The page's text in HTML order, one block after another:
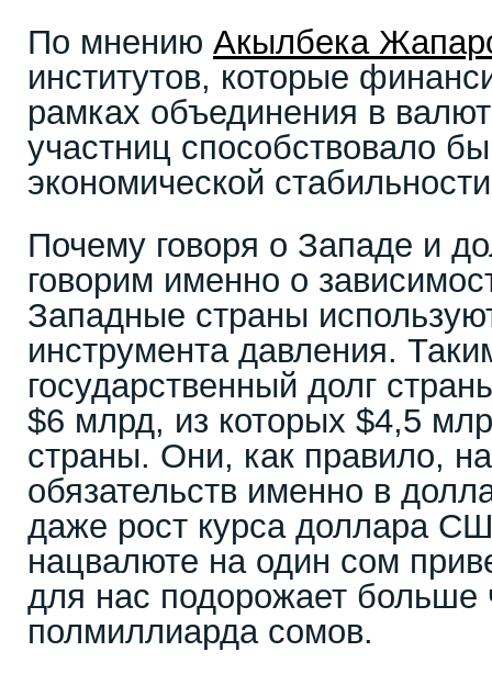
По мнению Акылбека
институтов, которые
рамках объединения в
участниц способствовало
экономической
Почему говоря о Западе и
говорим именно о
Западные страны
инструмента давления.
государственный долг
$6 млрд, из которых $4,5
страны. Они, как правило,
обязательств именно в
даже рост курса доллара
нацвалюте на один сом
для нас подорожает больше
полмиллиарда сомов.